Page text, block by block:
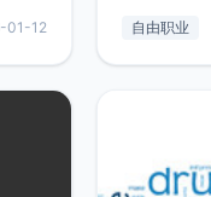
习、
01-12
版，分享
通过博客
的一个小
前从事服
转自由职
自由职业